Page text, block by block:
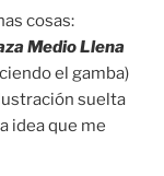
cosas:
Medio Llena
el gamba)
suelta
idea que me